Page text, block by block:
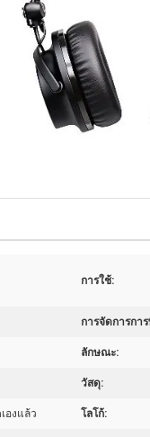
การใช้:
การจัดการกา
ลักษณะ:
วัสดุ:
องแล้ว โลโก้: